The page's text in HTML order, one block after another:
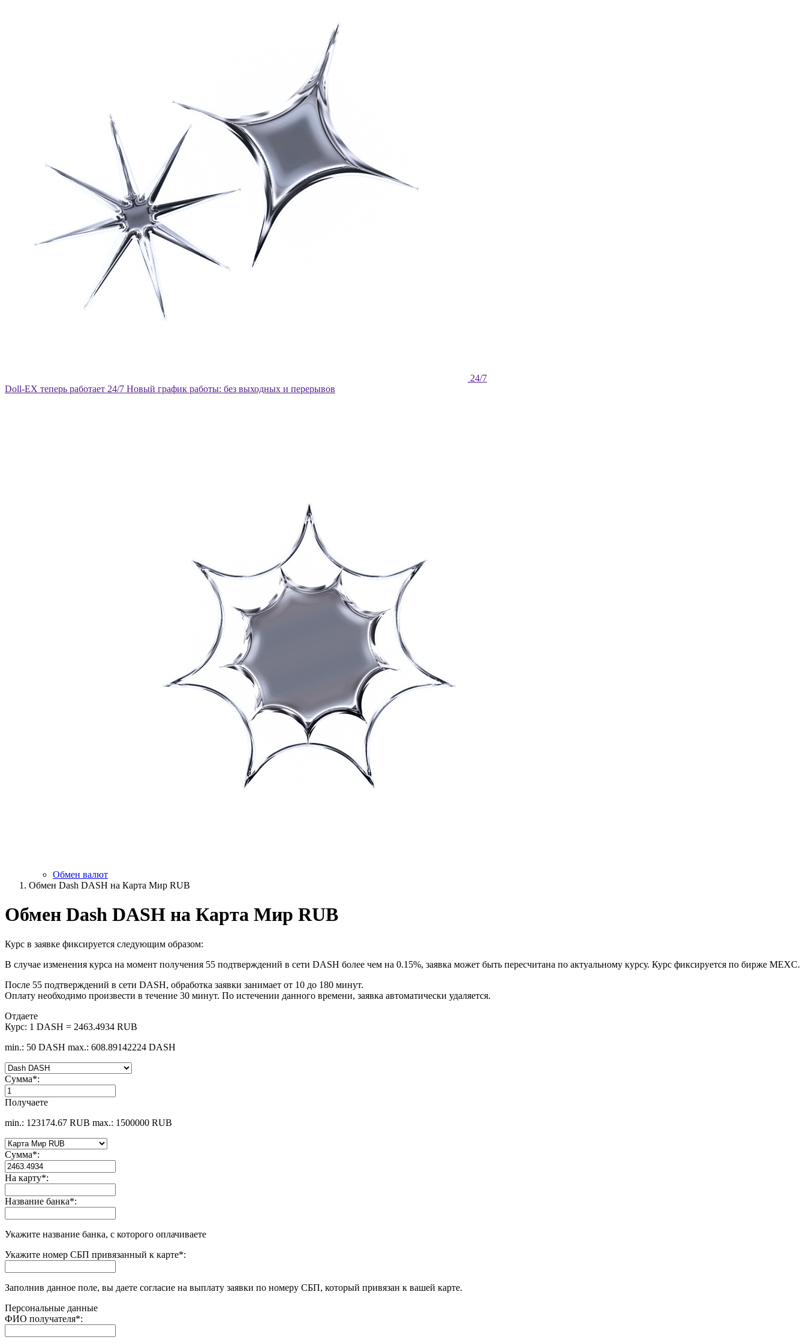
Doll-EX теперь работает 24/7 Новый график работы: без выходных и перерывов
Обмен валют
Обмен Dash DASH на Карта Мир RUB
Обмен Dash DASH на Карта Мир RUB
Курс в заявке фиксируется следующим образом:
В случае изменения курса на момент получения 55 подтверждений в сети DASH более чем на 0.15%, заявка может быть пересчитана по актуальному курсу. Курс фиксируется по бирже MEXC.
После 55 подтверждений в сети DASH, обработка заявки занимает от 10 до 180 минут.
Оплату необходимо произвести в течение 30 минут. По истечении данного времени, заявка автоматически удаляется.
Отдаете
Курс: 1 DASH = 2463.4934 RUB
min.: 50 DASH max.: 608.89142224 DASH
Сумма*:
Получаете
min.: 123174.67 RUB max.: 1500000 RUB
Сумма*:
На карту*:
Название банка*:
Укажите название банка, с которого оплачиваете
Укажите номер СБП привязанный к карте*:
Заполнив данное поле, вы даете согласие на выплату заявки по номеру СБП, который привязан к вашей карте.
Персональные данные
ФИО получателя*: